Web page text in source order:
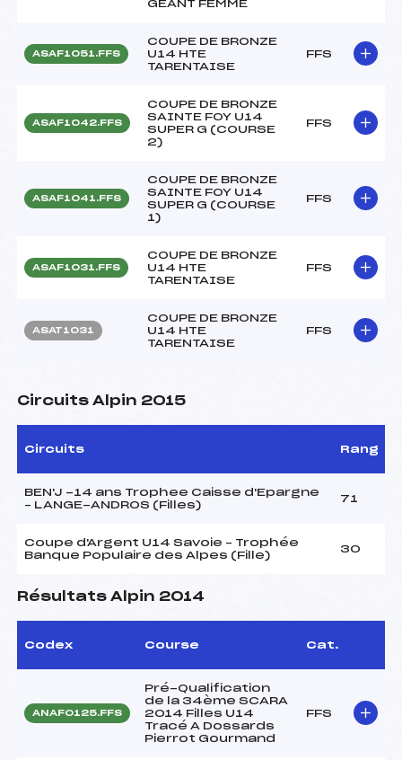
GEANT FEMME
ASAF1051.FFS
COUPE DE BRONZE
U14 HTE
TARENTAISE
FFS
ASAF1042.FFS
COUPE DE BRONZE
SAINTE FOY U14
SUPER G (COURSE
2)
FFS
ASAF1041.FFS
COUPE DE BRONZE
SAINTE FOY U14
SUPER G (COURSE
1)
FFS
ASAF1031.FFS
COUPE DE BRONZE
U14 HTE
TARENTAISE
FFS
ASAT1031
COUPE DE BRONZE
U14 HTE
TARENTAISE
FFS
Circuits Alpin 2015
Circuits Rang
BEN'J -14 ans Trophee Caisse d'Epargne
– LANGE-ANDROS (Filles)
71
Coupe d'Argent U14 Savoie – Trophée
Banque Populaire des Alpes (Fille)
30
Résultats Alpin 2014
Codex Course Cat.
ANAF0125.FFS
Pré-Qualification
de la 34ème SCARA
2014 Filles U14
Tracé A Dossards
Pierrot Gourmand
FFS